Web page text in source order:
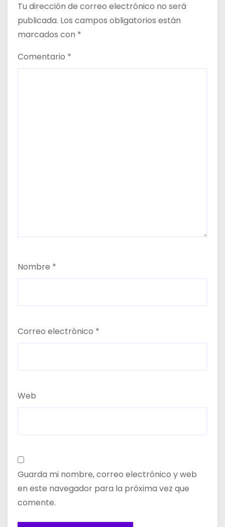
d
Tu dirección de correo electrónico no será
publicada. Los campos obligatorios están
marcados con *
Comentario *
Nombre *
Correo electrónico *
Web
Guarda mi nombre, correo electrónico y web
en este navegador para la próxima vez que
comente.